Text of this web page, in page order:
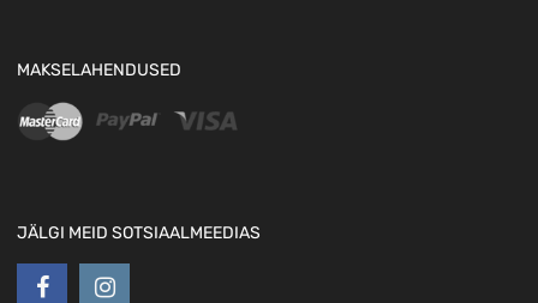
MAKSELAHENDUSED
JÄLGI MEID SOTSIAALMEEDIAS